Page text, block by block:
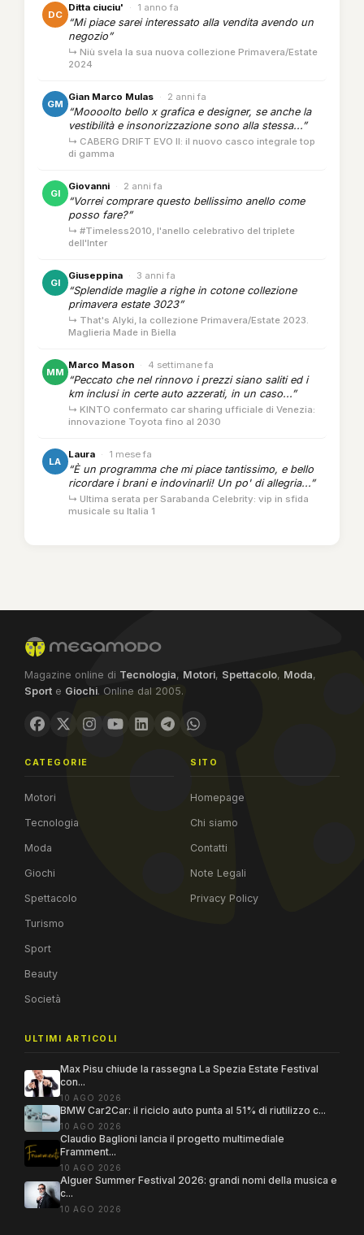
DC
Ditta ciuciu' · 1 anno fa
“Mi piace sarei interessato alla vendita avendo un
negozio”
↳ Niù svela la sua nuova collezione Primavera/Estate
2024
GM
Gian Marco Mulas · 2 anni fa
“Moooolto bello x grafica e designer, se anche la
vestibilità e insonorizzazione sono alla stessa...”
↳ CABERG DRIFT EVO II: il nuovo casco integrale top
di gamma
GI
Giovanni · 2 anni fa
“Vorrei comprare questo bellissimo anello come
posso fare?”
↳ #Timeless2010, l'anello celebrativo del triplete
dell'Inter
GI
Giuseppina · 3 anni fa
“Splendide maglie a righe in cotone collezione
primavera estate 3023”
↳ That's Alyki, la collezione Primavera/Estate 2023.
Maglieria Made in Biella
MM
Marco Mason · 4 settimane fa
“Peccato che nel rinnovo i prezzi siano saliti ed i
km inclusi in certe auto azzerati, in un caso...”
↳ KINTO confermato car sharing ufficiale di Venezia:
innovazione Toyota fino al 2030
LA
Laura · 1 mese fa
“È un programma che mi piace tantissimo, e bello
ricordare i brani e indovinarli! Un po' di allegria...”
↳ Ultima serata per Sarabanda Celebrity: vip in sfida
musicale su Italia 1
Magazine online di Tecnologia, Motori, Spettacolo, Moda,
Sport e Giochi. Online dal 2005.
CATEGORIE
Motori
Tecnologia
Moda
Giochi
Spettacolo
Turismo
Sport
Beauty
Società
SITO
Homepage
Chi siamo
Contatti
Note Legali
Privacy Policy
ULTIMI ARTICOLI
Max Pisu chiude la rassegna La Spezia Estate Festival
con...
10 AGO 2026
BMW Car2Car: il riciclo auto punta al 51% di riutilizzo c...
10 AGO 2026
Claudio Baglioni lancia il progetto multimediale
Framment...
10 AGO 2026
Alguer Summer Festival 2026: grandi nomi della musica e
c...
10 AGO 2026